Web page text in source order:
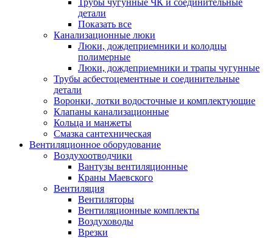
Трубы чугунные ЧК и соединительные
детали
Показать все
Канализационные люки
Люки, дождеприемники и колодцы
полимерные
Люки, дождеприемники и трапы чугунные
Трубы асбестоцементные и соединительные
детали
Воронки, лотки водосточные и комплектующие
Клапаны канализационные
Кольца и манжеты
Смазка сантехническая
Вентиляционное оборудование
Воздухоотводчики
Вантузы вентиляционные
Краны Маевского
Вентиляция
Вентиляторы
Вентиляционные комплекты
Воздуховоды
Врезки